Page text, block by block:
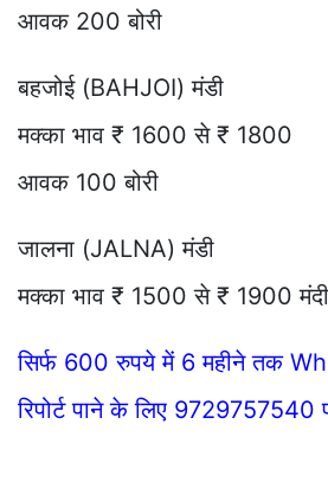
आवक 200 बोरी
बहजोई (BAHJOI) मंडी
मक्का भाव ₹ 1600 से ₹ 1800
आवक 100 बोरी
जालना (JALNA) मंडी
मक्का भाव ₹ 1500 से ₹ 1900
सिर्फ 600 रुपये में 6 महीने तक
रिपोर्ट पाने के लिए 9729757540